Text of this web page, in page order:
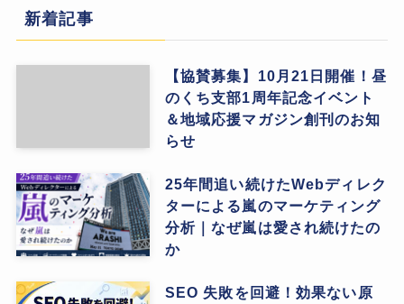
新着記事
【協賛募集】10月21日開催！昼
のくち支部1周年記念イベント
＆地域応援マガジン創刊のお知
らせ
25年間追い続けたWebディレク
ターによる嵐のマーケティング
分析｜なぜ嵐は愛され続けたの
か
SEO 失敗を回避！効果ない原